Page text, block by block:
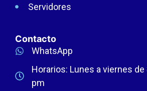
Servidores
Contacto
WhatsApp
Horarios: Lunes a viernes de
pm